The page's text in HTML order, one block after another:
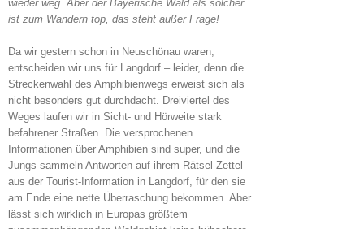
wieder weg. Aber der Bayerische Wald als solcher
ist zum Wandern top, das steht außer Frage!
Da wir gestern schon in Neuschönau waren,
entscheiden wir uns für Langdorf – leider, denn die
Streckenwahl des Amphibienwegs erweist sich als
nicht besonders gut durchdacht. Dreiviertel des
Weges laufen wir in Sicht- und Hörweite stark
befahrener Straßen. Die versprochenen
Informationen über Amphibien sind super, und die
Jungs sammeln Antworten auf ihrem Rätsel-Zettel
aus der Tourist-Information in Langdorf, für den sie
am Ende eine nette Überraschung bekommen. Aber
lässt sich wirklich in Europas größtem